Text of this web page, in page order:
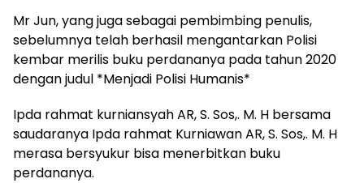
Mr Jun, yang juga sebagai pembimbing penulis,
sebelumnya telah berhasil mengantarkan Polisi
kembar merilis buku perdananya pada tahun 2020
dengan judul *Menjadi Polisi Humanis*
Ipda rahmat kurniansyah AR, S. Sos,. M. H bersama
saudaranya Ipda rahmat Kurniawan AR, S. Sos,. M. H
merasa bersyukur bisa menerbitkan buku
perdananya.